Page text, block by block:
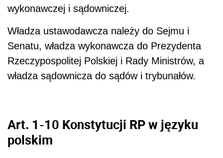
wykonawczej i sądowniczej.
Władza ustawodawcza należy do Sejmu i
Senatu, władza wykonawcza do Prezydenta
Rzeczypospolitej Polskiej i Rady Ministrów, a
władza sądownicza do sądów i trybunałów.
Art. 1-10 Konstytucji RP w języku
polskim